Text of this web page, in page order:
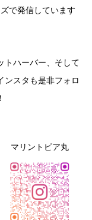
で発信しています
トハーバー、そして
ンスタも是非フォロ
マリントピア丸